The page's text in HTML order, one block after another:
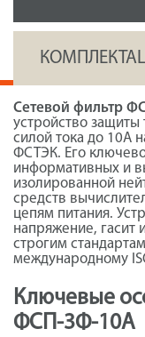
Сетевой фильтр
устройство защиты
силой тока до 10А
ФСТЭК. Его
информативных и
изолированной
средств
цепям питания.
напряжение, гасит
строгим
международному
Ключевые
ФСП-3Ф-10А